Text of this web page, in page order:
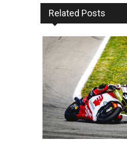
Related Posts